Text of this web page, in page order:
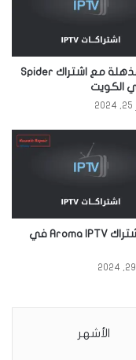
تجربة مذهلة مع اشتراك Spider
موزع اشتراك Aroma IPTV في
الأشهر